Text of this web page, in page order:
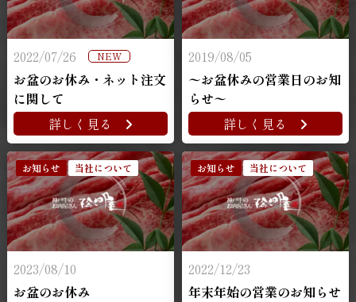
2022/07/26 NEW
お盆のお休み・ネット注文
に関して
詳しく見る
2019/08/05
〜お盆休みの営業日のお知
らせ〜
詳しく見る
お知らせ 当社について
2023/08/10
お盆のお休み
お知らせ 当社について
2022/12/23
年末年始の営業のお知らせ